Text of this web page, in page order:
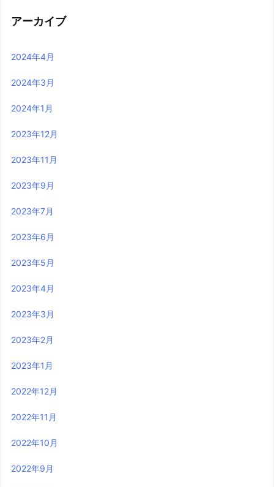
アーカイブ
2024年4月
2024年3月
2024年1月
2023年12月
2023年11月
2023年9月
2023年7月
2023年6月
2023年5月
2023年4月
2023年3月
2023年2月
2023年1月
2022年12月
2022年11月
2022年10月
2022年9月